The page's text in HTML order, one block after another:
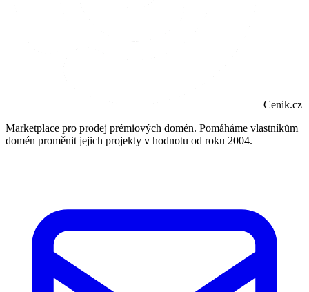
Cenik.cz
Marketplace pro prodej prémiových domén. Pomáháme vlastníkům
domén proměnit jejich projekty v hodnotu od roku 2004.